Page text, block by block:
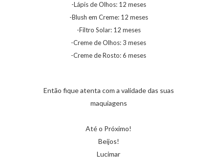
-Lápis de Olhos: 12 meses
-Blush em Creme: 12 meses
-Filtro Solar: 12 meses
-Creme de Olhos: 3 meses
-Creme de Rosto: 6 meses
Então fique atenta com a validade das suas
maquiagens
Até o Próximo!
Beijos!
Lucimar